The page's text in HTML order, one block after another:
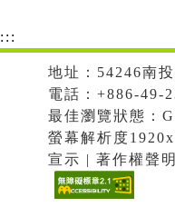
:::
地址：54246南
電話：+886-49-
最佳瀏覽狀態：
螢幕解析度
宣示 | 著作權聲明